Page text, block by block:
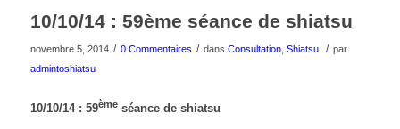
10/10/14 : 59ème séance de shiatsu
novembre 5, 2014 / 0 Commentaires / dans Consultation, Shiatsu / par
admintoshiatsu
10/10/14 : 59èmeséance de shiatsu